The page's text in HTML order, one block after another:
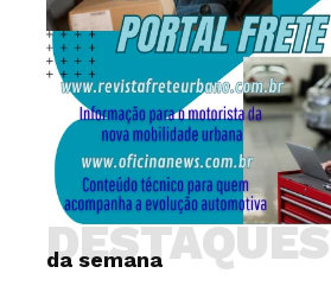
da semana
DESTAQUES